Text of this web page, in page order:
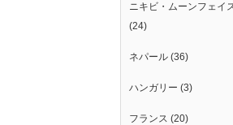
ニキビ・ムーンフェイ
(24)
ネパール (36)
ハンガリー (3)
フランス (20)